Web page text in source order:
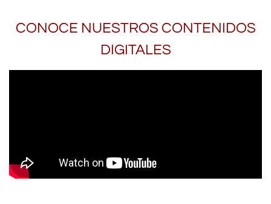
CONOCE NUESTROS CONTENIDOS
DIGITALES